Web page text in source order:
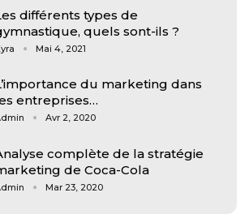
différents types de
quels sont-ils ?
Mai 4, 2021
du marketing dans
entreprises…
Avr 2, 2020
complète de la stratégie
de Coca-Cola
Mar 23, 2020